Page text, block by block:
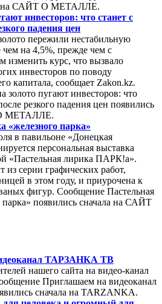
на САЙТ О МЕТАЛЛЕ.
инвесторов: что станет с
падения цен
пережили нестабильную
на 4,5%, прежде чем с
изменить курс, что вызвало
инвесторов по поводу
капитала, сообщает Zakon.kz.
пугают инвесторов: что
резкого падения цен появились
МЕТАЛЛЕ.
«железного парка»
в павильоне «Донецкая
персональная выставка
«Пастельная лирика ПАРК!а».
из серии графических работ,
в этом году, и приурочена к
фигур. Сообщение Пастельная
парка» появились сначала на САЙТ
ТАРЗАНКА ТВ
нашего сайта на видео-канал
Приглашаем на видеоканал
сначала на TARZANKA.